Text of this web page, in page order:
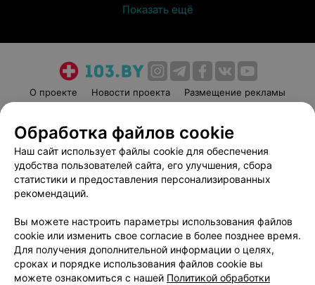
Показать ещё
О проекте Новости проекта
Размещение рекламы
Пользовательское соглашение
Способы оплаты
Вакансии
Партнеры
Написать руководителю 103.by
Обработка персональных данных
Обработка файлов cookie
Наш сайт использует файлы cookie для обеспечения
удобства пользователей сайта, его улучшения, сбора
статистики и предоставления персонализированных
рекомендаций.
Вы можете настроить параметры использования файлов
cookie или изменить свое согласие в более позднее время.
Для получения дополнительной информации о целях,
сроках и порядке использования файлов cookie вы
можете ознакомиться с нашей Политикой обработки